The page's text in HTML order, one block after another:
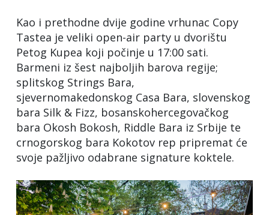
Kao i prethodne dvije godine vrhunac Copy
Tastea je veliki open-air party u dvorištu
Petog Kupea koji počinje u 17:00 sati.
Barmeni iz šest najboljih barova regije;
splitskog Strings Bara,
sjevernomakedonskog Casa Bara, slovenskog
bara Silk & Fizz, bosanskohercegovačkog
bara Okosh Bokosh, Riddle Bara iz Srbije te
crnogorskog bara Kokotov rep pripremat će
svoje pažljivo odabrane signature koktele.